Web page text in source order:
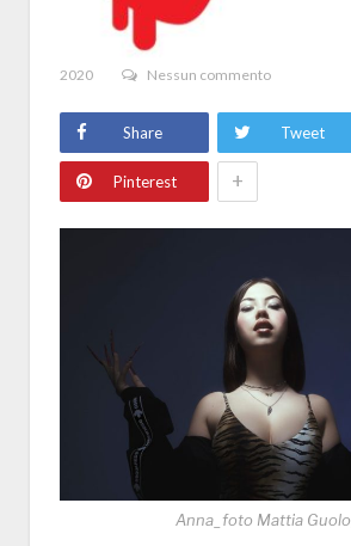
2020 Nessun commento
Share Tweet
Pinterest +
Anna_foto Mattia Guolo_